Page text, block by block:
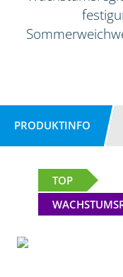
PRODUKTINFO
TOP